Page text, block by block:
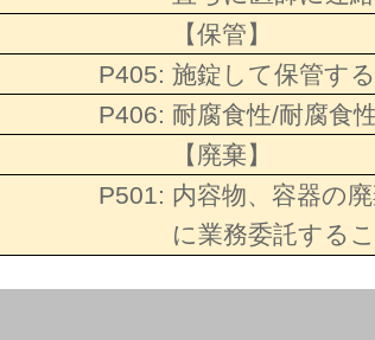
【保管】
P405: 施錠して保管する
P406: 耐腐食性/耐腐食
【廃棄】
P501: 内容物、容器の
に業務委託するこ